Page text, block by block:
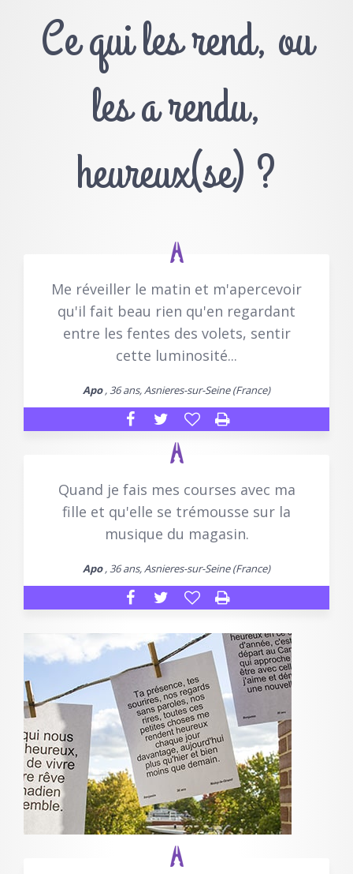
Ce qui les rend, ou
les a rendu,
heureux(se) ?
Me réveiller le matin et m'apercevoir
qu'il fait beau rien qu'en regardant
entre les fentes des volets, sentir
cette luminosité...
Apo, 36 ans, Asnieres-sur-Seine (France)
Quand je fais mes courses avec ma
fille et qu'elle se trémousse sur la
musique du magasin.
Apo, 36 ans, Asnieres-sur-Seine (France)